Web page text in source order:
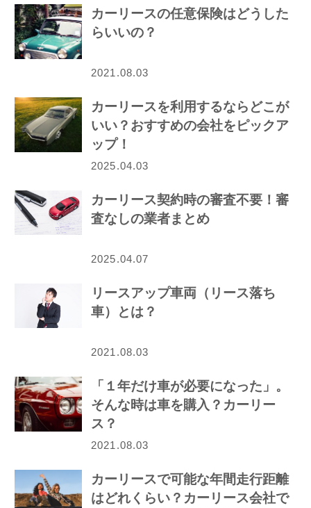
カーリースの任意保険はどうした
らいいの？
2021.08.03
カーリースを利用するならどこが
いい？おすすめの会社をピックア
ップ！
2025.04.03
カーリース契約時の審査不要！審
査なしの業者まとめ
2025.04.07
リースアップ車両（リース落ち
車）とは？
2021.08.03
「１年だけ車が必要になった」。
そんな時は車を購入？カーリー
ス？
2021.08.03
カーリースで可能な年間走行距離
はどれくらい？カーリース会社で